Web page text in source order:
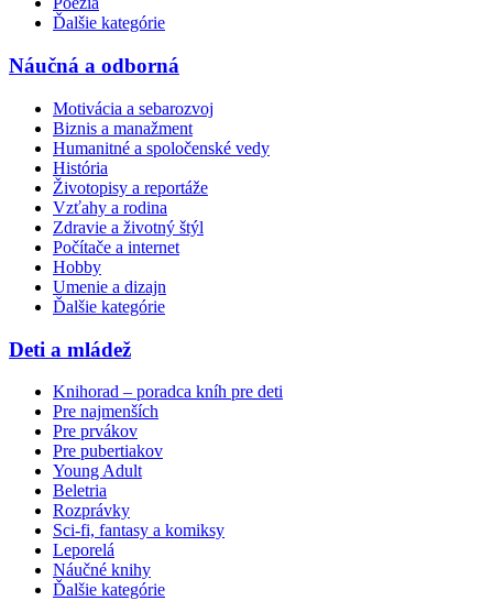
Ďalšie kategórie
Náučná a odborná
Motivácia a sebarozvoj
Biznis a manažment
Humanitné a spoločenské vedy
História
Životopisy a reportáže
Vzťahy a rodina
Zdravie a životný štýl
Počítače a internet
Hobby
Umenie a dizajn
Ďalšie kategórie
Deti a mládež
Knihorad – poradca kníh pre deti
Pre najmenších
Pre prvákov
Pre pubertiakov
Young Adult
Beletria
Rozprávky
Sci-fi, fantasy a komiksy
Leporelá
Náučné knihy
Ďalšie kategórie